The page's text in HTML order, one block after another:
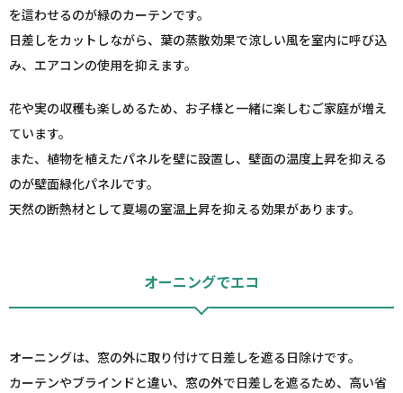
を這わせるのが緑のカーテンです。
日差しをカットしながら、葉の蒸散効果で涼しい風を室内に呼び込
み、エアコンの使用を抑えます。
花や実の収穫も楽しめるため、お子様と一緒に楽しむご家庭が増え
ています。
また、植物を植えたパネルを壁に設置し、壁面の温度上昇を抑える
のが壁面緑化パネルです。
天然の断熱材として夏場の室温上昇を抑える効果があります。
オーニングでエコ
オーニングは、窓の外に取り付けて日差しを遮る日除けです。
カーテンやブラインドと違い、窓の外で日差しを遮るため、高い省